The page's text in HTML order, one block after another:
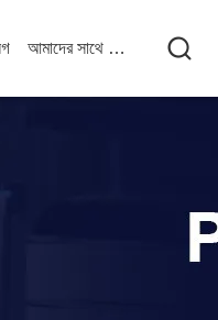
আমাদের সাথে যোগাযোগ